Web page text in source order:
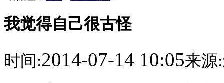
我觉得自己很古怪
时间:2014-07-14 10:05来源: